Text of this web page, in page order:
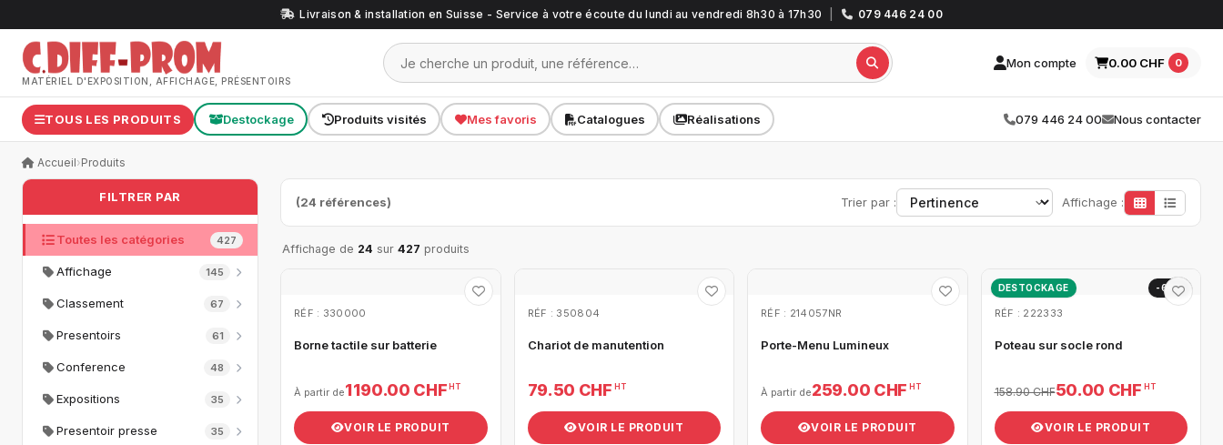
Livraison & installation en Suisse - Service à votre écoute du lundi au vendredi 8h30 à 17h30 079 446 24 00
MATÉRIEL D'EXPOSITION, AFFICHAGE, PRÉSENTOIRS
Mon compte 0.00 CHF 0
TOUS LES PRODUITS Destockage Produits visités Mes favoris Catalogues Réalisations 079 446 24 00 Nous contacter
Accueil›Produits
FILTRER PAR
Toutes les catégories 427
Affichage 145
Classement 67
Presentoirs 61
Conference 48
Expositions 35
Presentoir presse 35
(24 références) Trier par : Affichage :
Affichage de 24 sur 427 produits
RÉF : 330000
Borne tactile sur batterie
À partir de1 190.00 CHF HT
VOIR LE PRODUIT
RÉF : 350804
Chariot de manutention
79.50 CHF HT
VOIR LE PRODUIT
RÉF : 214057NR
Porte-Menu Lumineux
À partir de259.00 CHF HT
VOIR LE PRODUIT
DESTOCKAGE -69%
RÉF : 222333
Poteau sur socle rond
158.90 CHF50.00 CHF HT
VOIR LE PRODUIT